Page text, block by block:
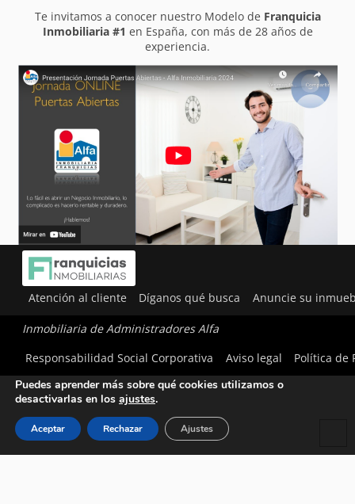
Te invitamos a conocer nuestro Modelo de Franquicia
Inmobiliaria #1 en España, con más de 28 años de
experiencia.
Atención al cliente Díganos qué busca Anuncie su
Inmobiliaria de Administradores Alfa
Responsabilidad Social Corporativa
Aviso legal Política de
Utilizamos cookies para ofrecerte la mejor experiencia en
Puedes aprender más sobre qué cookies utilizamos o
desactivarlas en los ajustes.
Aceptar Rechazar Ajustes